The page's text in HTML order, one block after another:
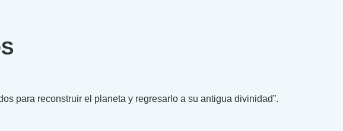
para reconstruir el planeta y regresarlo a su antigua divinidad”.